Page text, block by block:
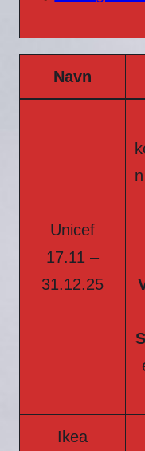
Navn
Unicef
17.11 –
31.12.25
Ikea